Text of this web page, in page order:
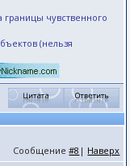
чувственного
(нельзя
Сообщение#8 | Наверх